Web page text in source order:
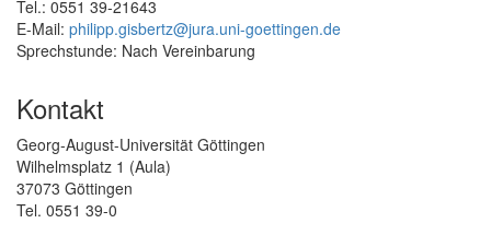
Tel.: 0551 39-21643
E-Mail: philipp.gisbertz@jura.uni-goettingen.de
Sprechstunde: Nach Vereinbarung
Kontakt
Georg-August-Universität Göttingen
Wilhelmsplatz 1 (Aula)
37073 Göttingen
Tel. 0551 39-0